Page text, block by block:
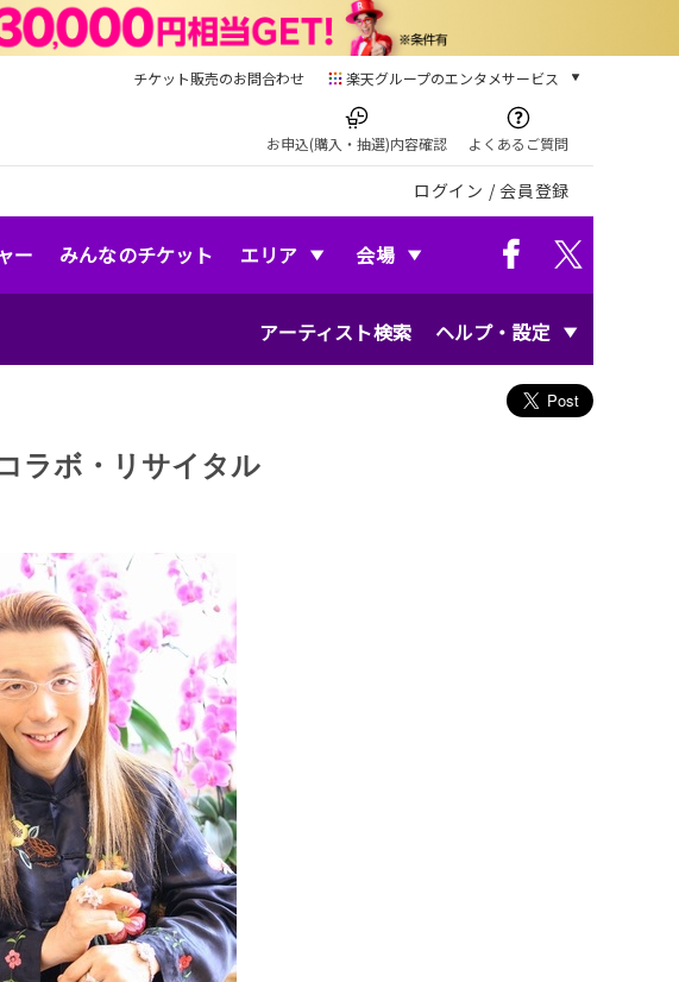
チケット販売のお問合わせ 楽天グループのエンタメサービス
本/ゲーム/CD/DVD
楽天ブックス
電子書籍
楽天Kobo
音楽配信
お申込(購入・抽選)内容確認 よくあるご質問
ログイン / 会員登録
ー みんなのチケット エリア 会場
アーティスト検索 ヘルプ・設定
ラボ・リサイタル